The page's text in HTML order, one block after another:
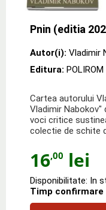
Pnin (editia
Autor(i): Vladimir
Editura: POLIROM
Cartea autorului
Vladimir Nabokov"
voci critice
colectie de schite
16,00 lei
Disponibilitate: In
Timp